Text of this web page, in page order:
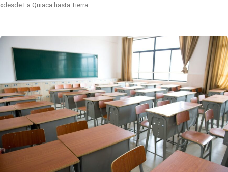
«desde La Quiaca hasta Tierra…